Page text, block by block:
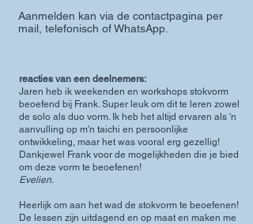
Aanmelden kan via de contactpagina per
mail, telefonisch of WhatsApp.
reacties van een deelnemers:
Jaren heb ik weekenden en workshops stokvorm
beoefend bij Frank. Super leuk om dit te leren zowel
de solo als duo vorm. Ik heb het altijd ervaren als 'n
aanvulling op m'n taichi en persoonlijke
ontwikkeling, maar het was vooral erg gezellig!
Dankjewel Frank voor de mogelijkheden die je bied
om deze vorm te beoefenen!
Evelien.
Heerlijk om aan het wad de stokvorm te beoefenen!
De lessen zijn uitdagend en op maat en maken me